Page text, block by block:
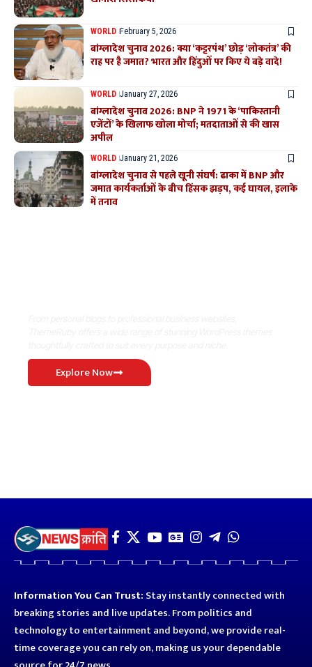
WORLD February 5, 2026
बांग्लादेश चुनाव 2026: क्या ‘कट्टरपंथ’ छोड़ ‘लोकतंत्र’ की
राह पर है जमात? भारत और हिंदुओं पर किए ये बड़े वादे!
WORLD January 27, 2026
बांग्लादेश चुनाव 2026: BNP ने 1971 के ‘पाकिस्तानी
एजेंटों’ के खिलाफ खोला मोर्चा; मतदाताओं से की खास
अपील
WORLD January 21, 2026
बांग्लादेश चुनाव से पहले खूनी संघर्ष: ढाका में BNP और
जमात कार्यकर्ताओं के बीच हिंसक झड़प, कई घायल, इलाके
में तनाव
Explore Now
Information You Can Trust: Stay instantly connected with
breaking stories and live updates. From politics and
technology to entertainment and beyond, we provide real-
time coverage you can rely on, making us your dependable